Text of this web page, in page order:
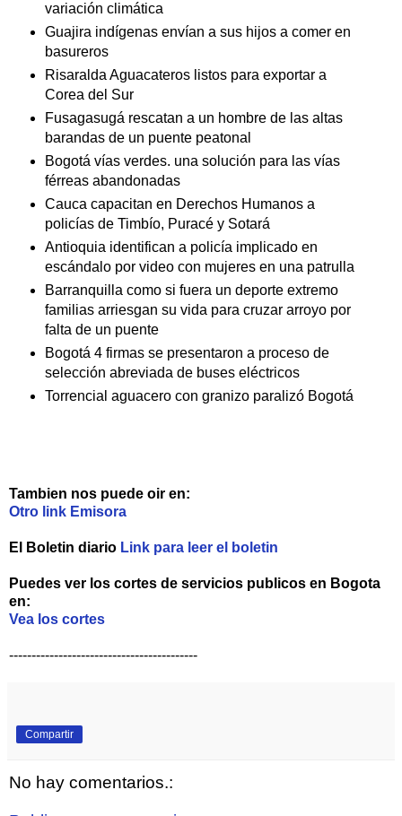
variación climática
Guajira indígenas envían a sus hijos a comer en
basureros
Risaralda Aguacateros listos para exportar a
Corea del Sur
Fusagasugá rescatan a un hombre de las altas
barandas de un puente peatonal
Bogotá vías verdes. una solución para las vías
férreas abandonadas
Cauca capacitan en Derechos Humanos a
policías de Timbío, Puracé y Sotará
Antioquia identifican a policía implicado en
escándalo por video con mujeres en una patrulla
Barranquilla como si fuera un deporte extremo
familias arriesgan su vida para cruzar arroyo por
falta de un puente
Bogotá 4 firmas se presentaron a proceso de
selección abreviada de buses eléctricos
Torrencial aguacero con granizo paralizó Bogotá
Tambien nos puede oir en:
Otro link Emisora
El Boletin diario Link para leer el boletin
Puedes ver los cortes de servicios publicos en Bogota
en:
Vea los cortes
------------------------------------------
Compartir
No hay comentarios.: